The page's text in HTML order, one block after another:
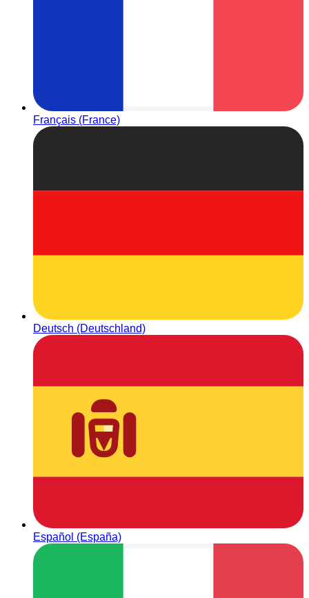
Français (France)
Deutsch (Deutschland)
Español (España)